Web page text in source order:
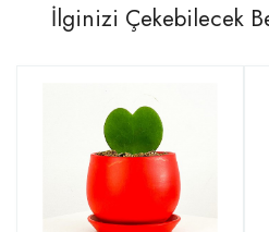
İlginizi Çekebilecek